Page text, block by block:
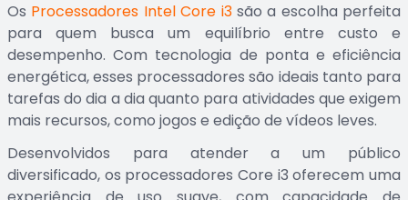
Os Processadores Intel Core i3são a escolha perfeita
para quem busca um equilíbrio entre custo e
desempenho. Com tecnologia de ponta e eficiência
energética, esses processadores são ideais tanto para
tarefas do dia a dia quanto para atividades que exigem
mais recursos, como jogos e edição de vídeos leves.
Desenvolvidos para atender a um público
diversificado, os processadores Core i3 oferecem uma